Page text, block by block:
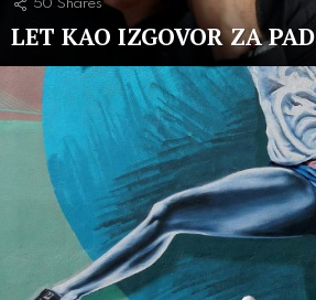
50 Shares
LET KAO IZGOVOR ZA PAD